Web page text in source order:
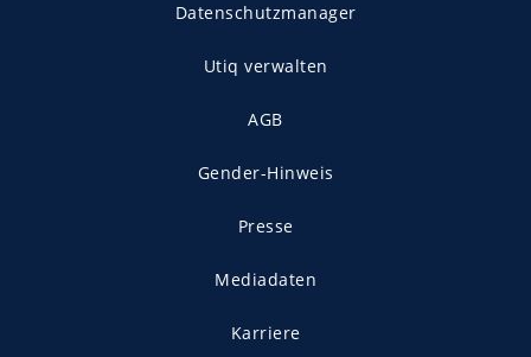
Datenschutzmanager
Utiq verwalten
AGB
Gender-Hinweis
Presse
Mediadaten
Karriere